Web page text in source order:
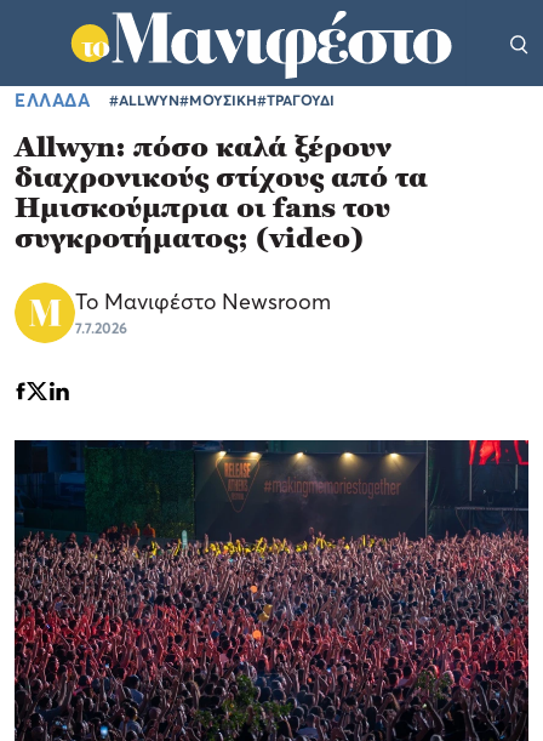
ΕΛΛΑΔΑ #ALLWYN#ΜΟΥΣΙΚΗ#ΤΡΑΓΟΥΔΙ
Allwyn: πόσο καλά ξέρουν
διαχρονικούς στίχους από τα
Ημισκούμπρια οι fans του
συγκροτήματος; (video)
Το Μανιφέστο Newsroom
7.7.2026